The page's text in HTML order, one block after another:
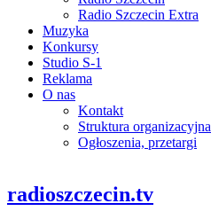
Radio Szczecin Extra
Muzyka
Konkursy
Studio S-1
Reklama
O nas
Kontakt
Struktura organizacyjna
Ogłoszenia, przetargi
radioszczecin.tv